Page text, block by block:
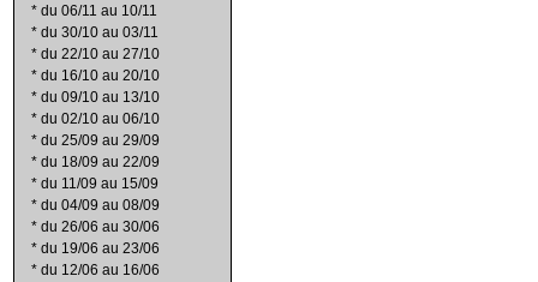
* du 06/11 au 10/11
* du 30/10 au 03/11
* du 22/10 au 27/10
* du 16/10 au 20/10
* du 09/10 au 13/10
* du 02/10 au 06/10
* du 25/09 au 29/09
* du 18/09 au 22/09
* du 11/09 au 15/09
* du 04/09 au 08/09
* du 26/06 au 30/06
* du 19/06 au 23/06
* du 12/06 au 16/06